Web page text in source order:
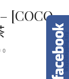
[COCO
0